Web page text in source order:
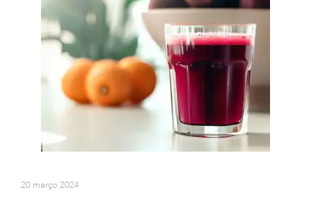
20 março 2024